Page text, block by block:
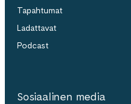
Tapahtumat
Ladattavat
Podcast
Sosiaalinen media